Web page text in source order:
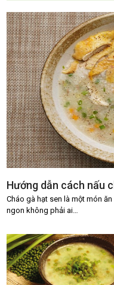
Hướng dẫn cách nấu
Cháo gà hạt sen là một món
ngon không phải ai…